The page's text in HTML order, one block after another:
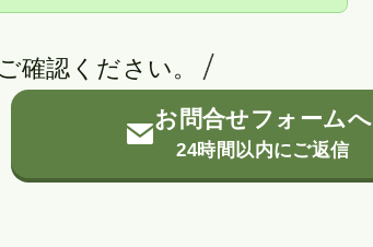
確認ください。
お問合せフォームへ
24時間以内にご返信